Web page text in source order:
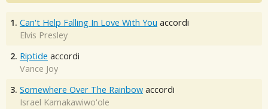
1. Can't Help Falling In Love With You accordi
Elvis Presley
2. Riptide accordi
Vance Joy
3. Somewhere Over The Rainbow accordi
Israel Kamakawiwo'ole